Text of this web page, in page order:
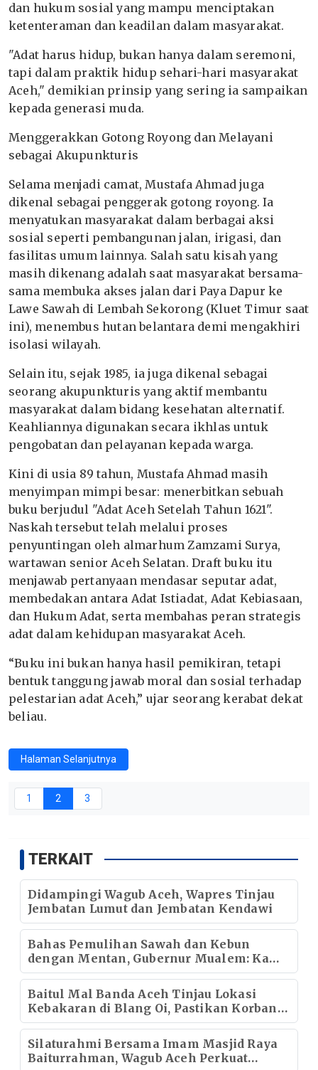
dan hukum sosial yang mampu menciptakan
ketenteraman dan keadilan dalam masyarakat.
"Adat harus hidup, bukan hanya dalam seremoni,
tapi dalam praktik hidup sehari-hari masyarakat
Aceh," demikian prinsip yang sering ia sampaikan
kepada generasi muda.
Menggerakkan Gotong Royong dan Melayani
sebagai Akupunkturis
Selama menjadi camat, Mustafa Ahmad juga
dikenal sebagai penggerak gotong royong. Ia
menyatukan masyarakat dalam berbagai aksi
sosial seperti pembangunan jalan, irigasi, dan
fasilitas umum lainnya. Salah satu kisah yang
masih dikenang adalah saat masyarakat bersama-
sama membuka akses jalan dari Paya Dapur ke
Lawe Sawah di Lembah Sekorong (Kluet Timur saat
ini), menembus hutan belantara demi mengakhiri
isolasi wilayah.
Selain itu, sejak 1985, ia juga dikenal sebagai
seorang akupunkturis yang aktif membantu
masyarakat dalam bidang kesehatan alternatif.
Keahliannya digunakan secara ikhlas untuk
pengobatan dan pelayanan kepada warga.
Kini di usia 89 tahun, Mustafa Ahmad masih
menyimpan mimpi besar: menerbitkan sebuah
buku berjudul "Adat Aceh Setelah Tahun 1621".
Naskah tersebut telah melalui proses
penyuntingan oleh almarhum Zamzami Surya,
wartawan senior Aceh Selatan. Draft buku itu
menjawab pertanyaan mendasar seputar adat,
membedakan antara Adat Istiadat, Adat Kebiasaan,
dan Hukum Adat, serta membahas peran strategis
adat dalam kehidupan masyarakat Aceh.
“Buku ini bukan hanya hasil pemikiran, tetapi
bentuk tanggung jawab moral dan sosial terhadap
pelestarian adat Aceh,” ujar seorang kerabat dekat
beliau.
Halaman Selanjutnya
1 2 3
TERKAIT
Didampingi Wagub Aceh, Wapres Tinjau
Jembatan Lumut dan Jembatan Kendawi
Bahas Pemulihan Sawah dan Kebun
dengan Mentan, Gubernur Mualem: Kami
Butuh Dukungan Pak Menteri
Baitul Mal Banda Aceh Tinjau Lokasi
Kebakaran di Blang Oi, Pastikan Korban
Mendapat Dukungan Kebutuhan Pokok
Silaturahmi Bersama Imam Masjid Raya
Baiturrahman, Wagub Aceh Perkuat